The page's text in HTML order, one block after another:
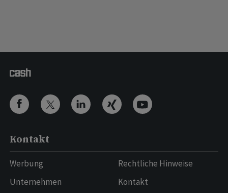
Kontakt
Werbung
Unternehmen
Rechtliche Hinweise
Kontakt